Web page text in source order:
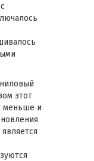
этот
меньше и